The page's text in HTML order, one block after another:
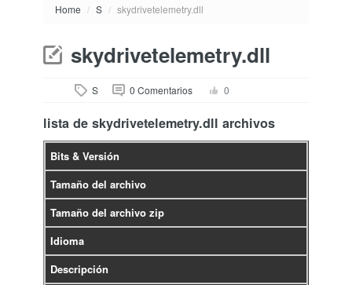
Home / S / skydrivetelemetry.dll
skydrivetelemetry.dll
S 0 Comentarios 0
lista de skydrivetelemetry.dll archivos
Bits & Versión
Tamaño del archivo
Tamaño del archivo zip
Idioma
Descripción